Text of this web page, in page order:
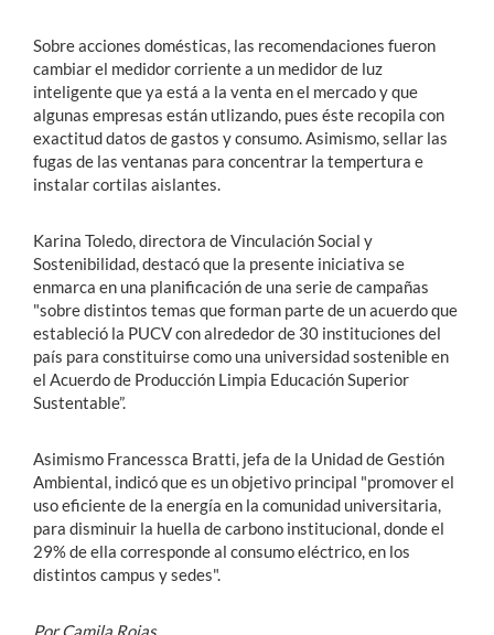
Sobre acciones domésticas, las recomendaciones fueron
cambiar el medidor corriente a un medidor de luz
inteligente que ya está a la venta en el mercado y que
algunas empresas están utlizando, pues éste recopila con
exactitud datos de gastos y consumo. Asimismo, sellar las
fugas de las ventanas para concentrar la tempertura e
instalar cortilas aislantes.
Karina Toledo, directora de Vinculación Social y
Sostenibilidad, destacó que la presente iniciativa se
enmarca en una planificación de una serie de campañas
"sobre distintos temas que forman parte de un acuerdo que
estableció la PUCV con alrededor de 30 instituciones del
país para constituirse como una universidad sostenible en
el Acuerdo de Producción Limpia Educación Superior
Sustentable”.
Asimismo Francessca Bratti, jefa de la Unidad de Gestión
Ambiental, indicó que es un objetivo principal "promover el
uso eficiente de la energía en la comunidad universitaria,
para disminuir la huella de carbono institucional, donde el
29% de ella corresponde al consumo eléctrico, en los
distintos campus y sedes".
Por Camila Rojas